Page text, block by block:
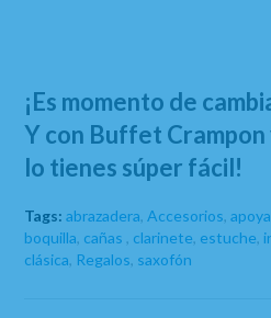
¡Es momento de
Y con Buffet
lo tienes súper fácil!
Tags:abrazadera ,Accesorios ,
boquilla cañas clarinete estuche
clásica Regalos saxofón